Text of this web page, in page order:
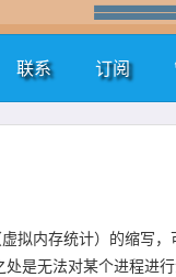
联系 订阅
拟内存统计）的缩写
是无法对某个进程进行